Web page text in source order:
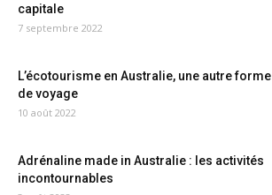
capitale
7 septembre 2022
L’écotourisme en Australie, une autre forme
de voyage
10 août 2022
Adrénaline made in Australie : les activités
incontournables